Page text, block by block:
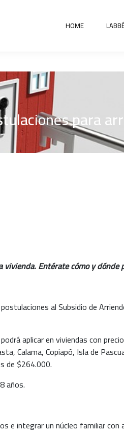
HOME
para
Entérate cómo y dónde
al Subsidio de
aplicar en viviendas con
Calama, Copiapó, Isla de
de $264.000.
años.
e integrar un núcleo familiar